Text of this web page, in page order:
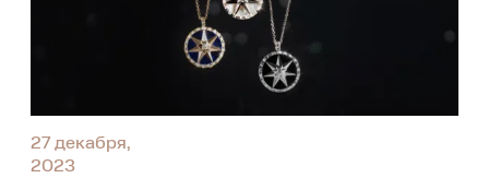
27 декабря,
2023